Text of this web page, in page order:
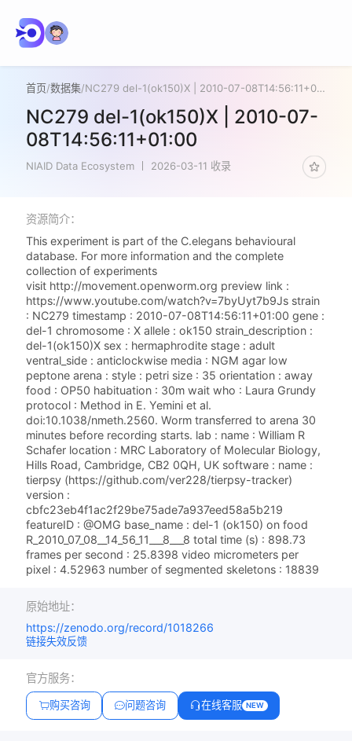
首页/数据集/ NC279 del-1(ok150)X | 2010-07-08T14:56:11+01:00
NC279 del-1(ok150)X | 2010-07-
08T14:56:11+01:00
NIAID Data Ecosystem 2026-03-11 收录
资源简介：
This experiment is part of the C.elegans behavioural
database. For more information and the complete
collection of experiments
visit http://movement.openworm.org preview link :
https://www.youtube.com/watch?v=7byUyt7b9Js strain
: NC279 timestamp : 2010-07-08T14:56:11+01:00 gene :
del-1 chromosome : X allele : ok150 strain_description :
del-1(ok150)X sex : hermaphrodite stage : adult
ventral_side : anticlockwise media : NGM agar low
peptone arena : style : petri size : 35 orientation : away
food : OP50 habituation : 30m wait who : Laura Grundy
protocol : Method in E. Yemini et al.
doi:10.1038/nmeth.2560. Worm transferred to arena 30
minutes before recording starts. lab : name : William R
Schafer location : MRC Laboratory of Molecular Biology,
Hills Road, Cambridge, CB2 0QH, UK software : name :
tierpsy (https://github.com/ver228/tierpsy-tracker)
version :
cbfc23eb4f1ac2f29be75ade7a937eed58a5b219
featureID : @OMG base_name : del-1 (ok150) on food
R_2010_07_08__14_56_11___8___8 total time (s) : 898.73
frames per second : 25.8398 video micrometers per
pixel : 4.52963 number of segmented skeletons : 18839
原始地址：
https://zenodo.org/record/1018266
链接失效反馈
官方服务：
购买咨询 问题咨询 在线客服 NEW